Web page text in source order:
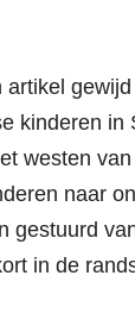
artikel
kinderen in
westen
naar
gestuurd
in de